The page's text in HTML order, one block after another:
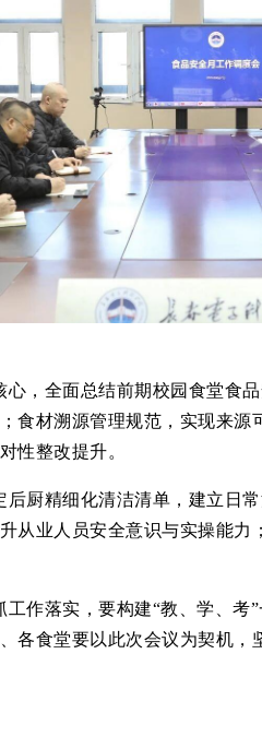
，全面总结前期校园食堂食
材溯源管理规范，实现来
性整改提升。
厨精细化清洁清单，建立日
从业人员安全意识与实操能
作落实，要构建“教、学、
各食堂要以此次会议为契机